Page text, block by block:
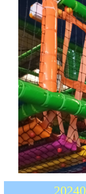
Photos▼